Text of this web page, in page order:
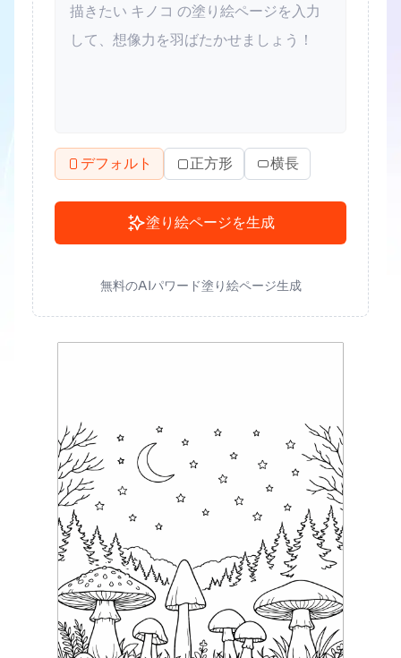
デフォルト 正方形 横長
塗り絵ページを生成
無料のAIパワード塗り絵ページ生成